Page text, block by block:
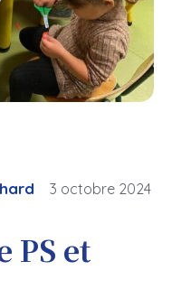
3 octobre 2024
PS et